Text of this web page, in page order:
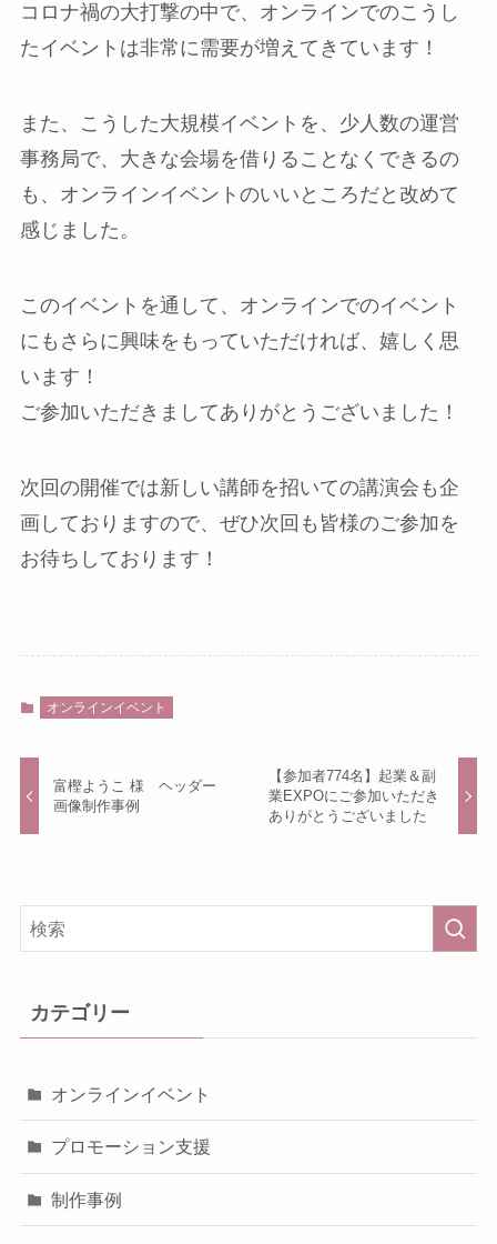
コロナ禍の大打撃の中で、オンラインでのこうし
たイベントは非常に需要が増えてきています！
また、こうした大規模イベントを、少人数の運営
事務局で、大きな会場を借りることなくできるの
も、オンラインイベントのいいところだと改めて
感じました。
このイベントを通して、オンラインでのイベント
にもさらに興味をもっていただければ、嬉しく思
います！
ご参加いただきましてありがとうございました！
次回の開催では新しい講師を招いての講演会も企
画しておりますので、ぜひ次回も皆様のご参加を
お待ちしております！
オンラインイベント
富樫ようこ 様 ヘッダー
画像制作事例
【参加者774名】起業＆副
業EXPOにご参加いただき
ありがとうございました
カテゴリー
オンラインイベント
プロモーション支援
制作事例